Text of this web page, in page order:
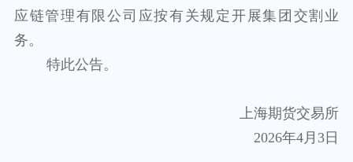
应链管理有限公司应按有关规定开展集团交割业
务。
特此公告。
上海期货交易所
2026年4 月 3日